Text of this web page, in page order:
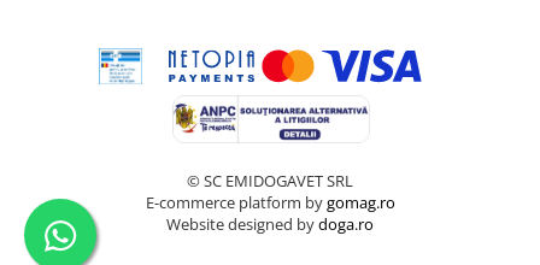
© SC EMIDOGAVET SRL
E-commerce platform bygomag.ro
Website designed bydoga.ro